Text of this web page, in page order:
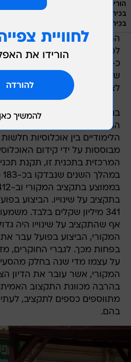
הורים מפגינים ב"מחאת הסרדינים"
בכיתות. דבר לא בוצע בכסף שהוקצה
בכיתה
התוצאה של "רזרבות
כ-141 מיליון שקלים
של התקציב  ומשם לביטחון,
לצה"ל.
בנוסף, התגלו פערים
החינוך אשר מטרתו היא טיפול
הלימודיים בין אוכלוסיות חלשות
מבוססות על ידי קידום
המרכזית בתכנית זו, תקנת
בתקציב על שינוייו. הביצוע
341 מיליון שקלים בלבד.
אף שהתקציב על שינוייו היה
המקורי, הביצוע בפועל עבר
בפחות מכך. לגברי החוקרים,
על עצמו מדי שנה בחלק
המקורי, אשר עובר את הדיון
בהרבה מכוונת התקצוב
מתווספים כספים לתקציב,
בהם.